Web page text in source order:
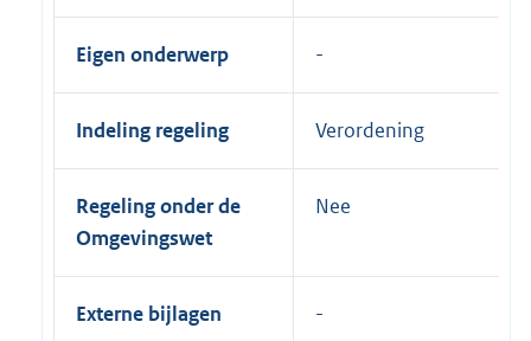
Eigen onderwerp
Indeling regeling Verordening
Regeling onder de
Omgevingswet
Nee
Externe bijlagen